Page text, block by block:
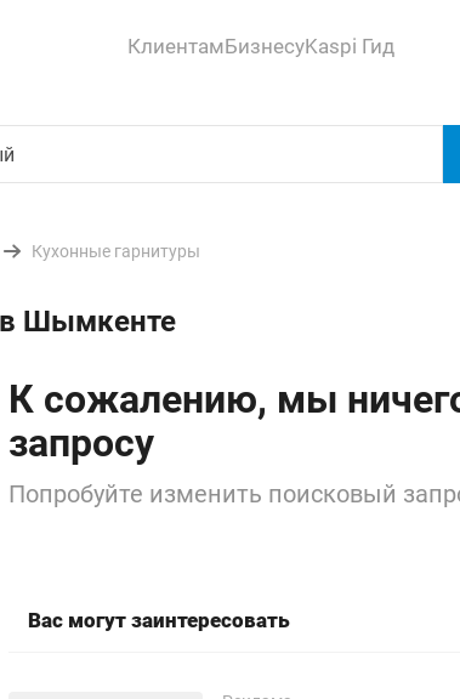
КлиентамБизнесуKaspi Гид
Кухонные гарнитуры
в Шымкенте
К сожалению, мы
запросу
Попробуйте изменить поисковый
Вас могут заинтересовать